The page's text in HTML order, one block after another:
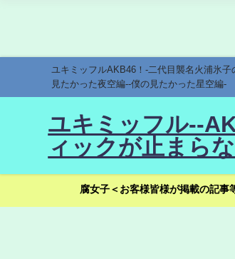
ユキミッフルAKB46！-二代目襲名火浦氷
見たかった夜空編--僕の見たかった星空編-
ユキミッフル--
ィックが止まら
腐女子＜お客様皆様が掲載の記事